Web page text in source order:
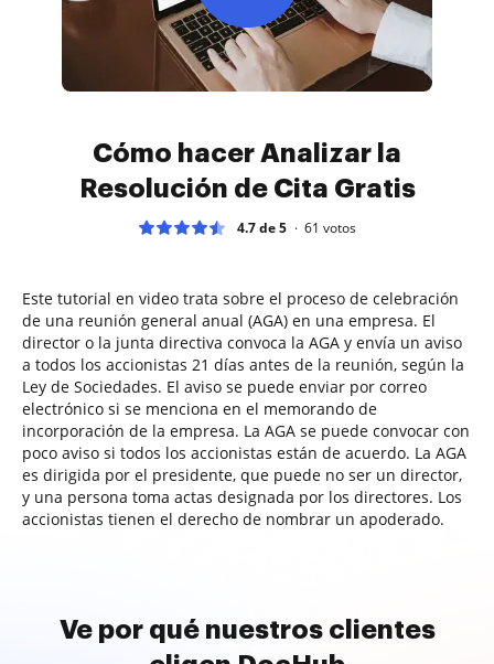
Cómo hacer Analizar la
Resolución de Cita Gratis
4.7 de 5 61 votos
Este tutorial en video trata sobre el proceso de celebración
de una reunión general anual (AGA) en una empresa. El
director o la junta directiva convoca la AGA y envía un aviso
a todos los accionistas 21 días antes de la reunión, según la
Ley de Sociedades. El aviso se puede enviar por correo
electrónico si se menciona en el memorando de
incorporación de la empresa. La AGA se puede convocar con
poco aviso si todos los accionistas están de acuerdo. La AGA
es dirigida por el presidente, que puede no ser un director,
y una persona toma actas designada por los directores. Los
accionistas tienen el derecho de nombrar un apoderado.
Ve por qué nuestros clientes